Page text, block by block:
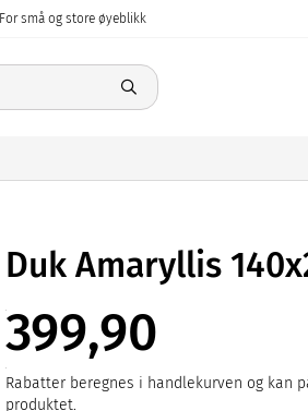
For små og store øyeblikk
Duk Amaryllis
399,90
Rabatter beregnes i handlekurven og kan
produktet.